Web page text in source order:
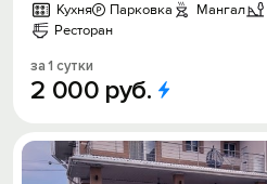
Кухня
Парковка Мангал
Ресторан
за 1 сутки
2 000 руб.